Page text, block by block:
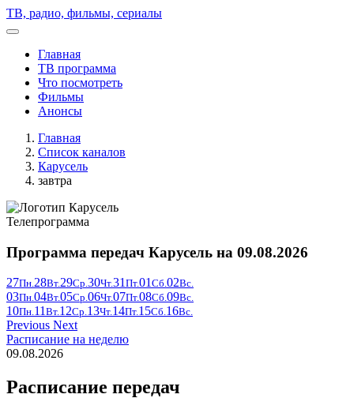
Skip
to
ТВ, радио, фильмы, сериалы
Главная
ТВ программа
Что посмотреть
Фильмы
Анонсы
Главная
Список каналов
Карусель
завтра
Телепрограмма
Программа передач Карусель на 09.08.2026
27Пн.28Вт.29Ср.30Чт.31Пт.01Сб.02Вс.
03Пн.04Вт.05Ср.06Чт.07Пт.08Сб.09Вс.
10Пн.11Вт.12Ср.13Чт.14Пт.15Сб.16Вс.
Previous Next
Расписание на неделю
09.08.2026
Расписание передач